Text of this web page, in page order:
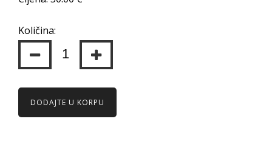
Količina:
DODAJTE U KORPU